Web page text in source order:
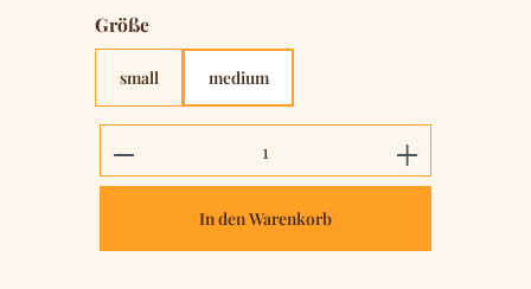
Größeauswählen
small medium
Produkt Anzahl: Gib den
In den Warenkorb